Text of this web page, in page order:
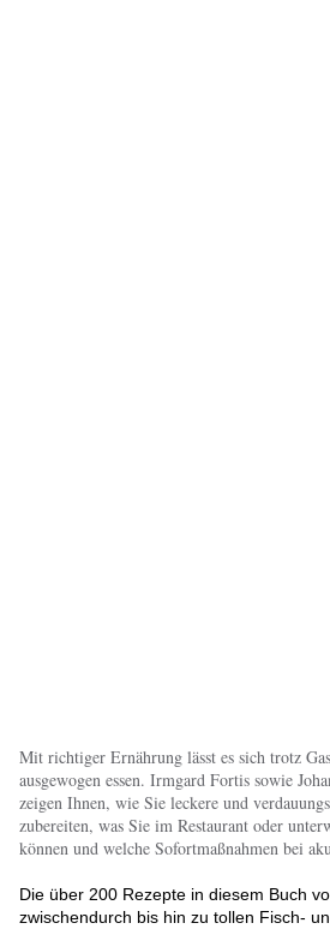
Mit richtiger Ernährung lässt es sich trotz
ausgewogen essen. Irmgard Fortis sowie
zeigen Ihnen, wie Sie leckere und
zubereiten, was Sie im Restaurant oder
können und welche Sofortmaßnahmen bei
Die über 200 Rezepte in diesem Buch
zwischendurch bis hin zu tollen Fisch-